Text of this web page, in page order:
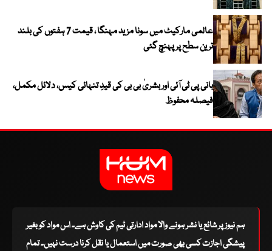
عالمی مارکیٹ میں سونا مزید مہنگا ، قیمت 7 ہفتوں کی بلند
ترین سطح پر پہنچ گئی
بانی پی ٹی آئی اور بشریٰ بی بی کی قیدِ تنہائی کیس، دلائل مکمل،
فیصلہ محفوظ
ہم نیوز پر شائع یا نشر ہونے والا مواد ادارتی ٹیم کی کاوش ہے۔ اس مواد کو بغیر
پیشگی اجازت کسی بھی صورت میں استعمال یا نقل کرنا درست نہیں۔ تمام